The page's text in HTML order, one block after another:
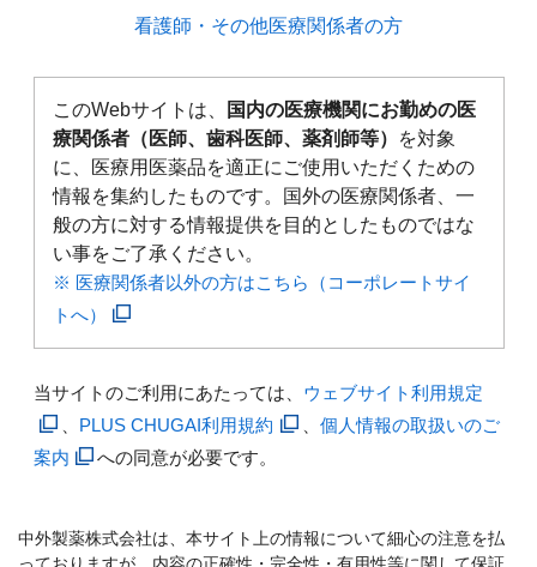
看護師・その他医療関係者の方​
このWebサイトは、
国内の医療機関にお勤めの医
療関係者（医師、歯科医師、薬剤師等）
を対象
に、医療用医薬品を適正にご使用いただくための
情報を集約したものです。国外の医療関係者、一
般の方に対する情報提供を目的としたものではな
い事をご了承ください。
※ 医療関係者以外の方はこちら（コーポレートサイ
トへ）
当サイトのご利用にあたっては、 ウェブサイト利用規定
PLUS CHUGAI利用規約
個人情報の取扱いのご
案内
への同意が必要です。
中外製薬株式会社は、本サイト上の情報について細心の注意を払
っておりますが、内容の正確性・完全性・有用性等に関して保証